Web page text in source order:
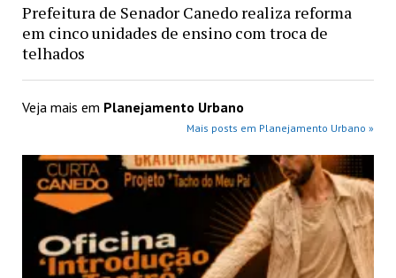
Prefeitura de Senador Canedo realiza reforma
em cinco unidades de ensino com troca de
telhados
Veja mais em Planejamento Urbano
Mais posts em Planejamento Urbano »